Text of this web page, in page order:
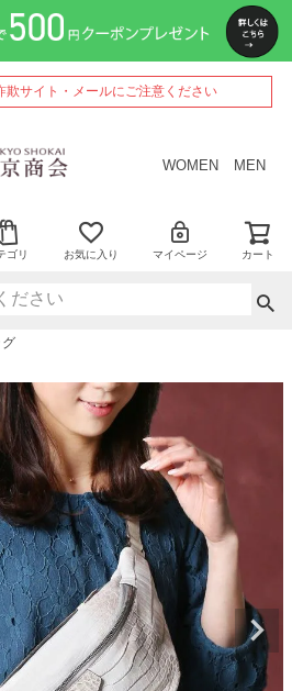
サイト・メールにご注意ください
WOMEN MEN
ゴリ お気に入り マイページ カート
グ
ペー
ジト
ップ
へ